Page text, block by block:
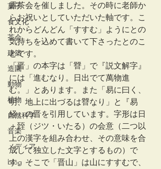
菓子
食文化
茶会
建築
造園
動物
植物
自然科学
音楽
メディア
blog
露茶会を催しました。その時に老師か
らお祝いとしていただいた軸です。こ
れからどんどん「すすむ」ようにとの
気持ちを込めて書いて下さったとのこ
とです。
「晋」の本字は「㬜」で『説文解字』
には「進むなり。日出でて萬物進
む。」とあります。また「易に曰く、
明、地上に出づるは㬜なり」と『易
経』の晋を引用しています。字形は日
＋臸（ジツ・いたる）の会意（二つ以
上の漢字を組み合わせ、その意味を合
成して独立した文字とするもの）で
す。そこで「晋山」は山にすすむで、